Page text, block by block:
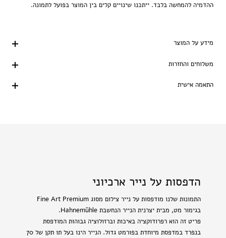
ההדמיה להמחשה בלבד. ייתכנו שינויים קלים בין המוצר בפועל לתמונה.
מידע על המוצר
משלוחים והחזרות
התאמה אישית
הדפסות על נייר ארכיוני
התמונות שלנו מודפסות על נייר צילום מסוג Fine Art Premium
בגימור מט, מבית יצרנית הנייר הנחשבת Hahnemühle.
פריט זה הוא רפרודוקציה באיכות וברזולוציה גבוהות המודפסת
בנפרד במדפסת מיוחדת בפורמט גדול. הנייר הינו בעל תו תקן של 70